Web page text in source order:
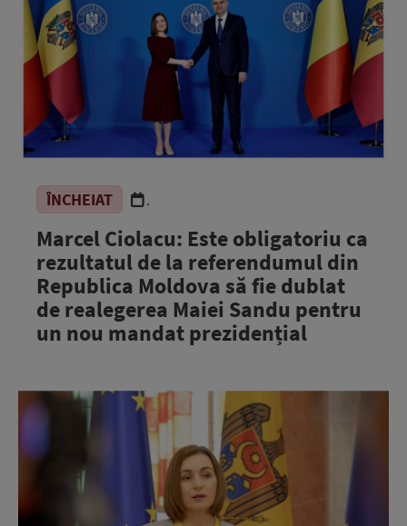
ÎNCHEIAT .
Marcel Ciolacu: Este obligatoriu ca
rezultatul de la referendumul din
Republica Moldova să fie dublat
de realegerea Maiei Sandu pentru
un nou mandat prezidențial